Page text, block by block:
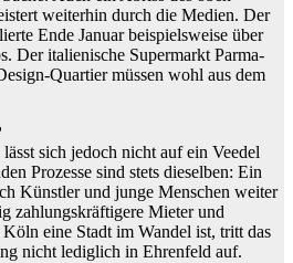
weiterhin durch die Medien. Der
Ende Januar beispielsweise über
Der italienische Supermarkt Parma-
Quartier müssen wohl aus dem
sich jedoch nicht auf ein Veedel
Prozesse sind stets dieselben: Ein
Künstler und junge Menschen weiter
zahlungskräftigere Mieter und
eine Stadt im Wandel ist, tritt das
nicht lediglich in Ehrenfeld auf.